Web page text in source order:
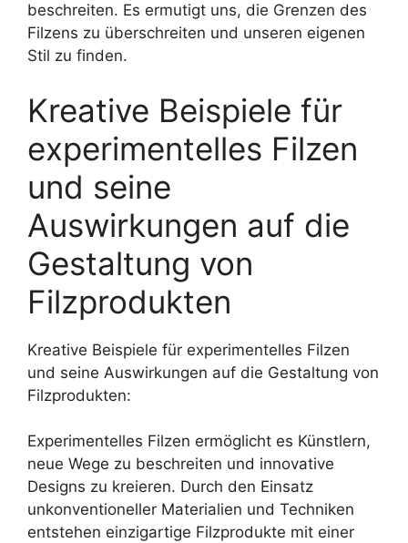
beschreiten. Es ermutigt uns, die Grenzen des
Filzens zu überschreiten und unseren eigenen
Stil zu finden.
Kreative Beispiele für
experimentelles Filzen
und seine
Auswirkungen auf die
Gestaltung von
Filzprodukten
Kreative Beispiele für experimentelles Filzen
und seine Auswirkungen auf die Gestaltung von
Filzprodukten:
Experimentelles Filzen ermöglicht es Künstlern,
neue Wege zu beschreiten und innovative
Designs zu kreieren. Durch den Einsatz
unkonventioneller Materialien und Techniken
entstehen einzigartige Filzprodukte mit einer